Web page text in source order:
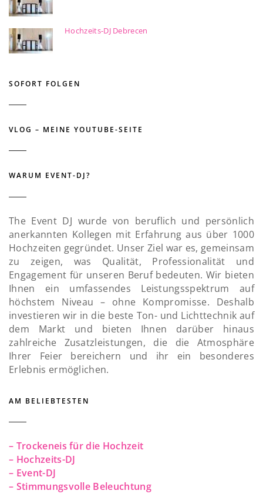
Hochzeits-DJ Debrecen
SOFORT FOLGEN
VLOG – MEINE YOUTUBE-SEITE
WARUM EVENT-DJ?
The Event DJ wurde von beruflich und persönlich
anerkannten Kollegen mit Erfahrung aus über 1000
Hochzeiten gegründet. Unser Ziel war es, gemeinsam
zu zeigen, was Qualität, Professionalität und
Engagement für unseren Beruf bedeuten. Wir bieten
Ihnen ein umfassendes Leistungsspektrum auf
höchstem Niveau – ohne Kompromisse. Deshalb
investieren wir in die beste Ton- und Lichttechnik auf
dem Markt und bieten Ihnen darüber hinaus
zahlreiche Zusatzleistungen, die die Atmosphäre
Ihrer Feier bereichern und ihr ein besonderes
Erlebnis ermöglichen.
AM BELIEBTESTEN
– Trockeneis für die Hochzeit
– Hochzeits-DJ
– Event-DJ
– Stimmungsvolle Beleuchtung